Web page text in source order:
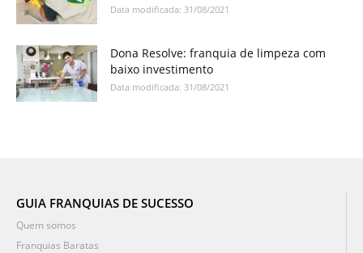
Data modificada: 31/08/2021
Dona Resolve: franquia de limpeza com
baixo investimento
Data modificada: 31/08/2021
GUIA FRANQUIAS DE SUCESSO
Quem somos
Franquias Baratas